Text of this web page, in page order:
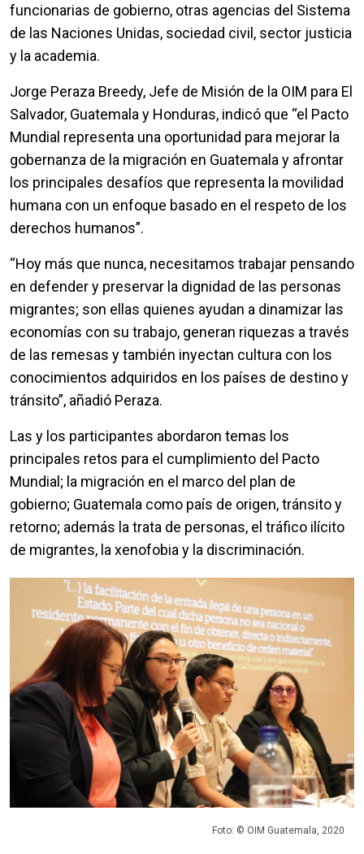
funcionarias de gobierno, otras agencias del Sistema
de las Naciones Unidas, sociedad civil, sector justicia
y la academia.
Jorge Peraza Breedy, Jefe de Misión de la OIM para El
Salvador, Guatemala y Honduras, indicó que “el Pacto
Mundial representa una oportunidad para mejorar la
gobernanza de la migración en Guatemala y afrontar
los principales desafíos que representa la movilidad
humana con un enfoque basado en el respeto de los
derechos humanos”.
“Hoy más que nunca, necesitamos trabajar pensando
en defender y preservar la dignidad de las personas
migrantes; son ellas quienes ayudan a dinamizar las
economías con su trabajo, generan riquezas a través
de las remesas y también inyectan cultura con los
conocimientos adquiridos en los países de destino y
tránsito”, añadió Peraza.
Las y los participantes abordaron temas los
principales retos para el cumplimiento del Pacto
Mundial; la migración en el marco del plan de
gobierno; Guatemala como país de origen, tránsito y
retorno; además la trata de personas, el tráfico ilícito
de migrantes, la xenofobia y la discriminación.
Foto: © OIM Guatemala, 2020